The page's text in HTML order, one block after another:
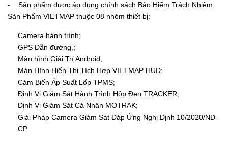
- Sản phẩm được áp dụng chính sách Bảo Hiểm Trách Nhiệm
Sản Phẩm VIETMAP thuộc 08 nhóm thiết bị:
Camera hành trình;
GPS Dẫn đường,;
Màn hình Giải Trí Android;
Màn Hình Hiển Thị Tích Hợp VIETMAP HUD;
Cảm Biến Áp Suất Lốp TPMS;
Định Vị Giám Sát Hành Trình Hộp Đen TRACKER;
Định Vị Giám Sát Cá Nhân MOTRAK;
Giải Pháp Camera Giám Sát Đáp Ứng Nghị Định 10/2020/NĐ-
CP